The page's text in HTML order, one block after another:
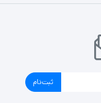
ثبت‌نام